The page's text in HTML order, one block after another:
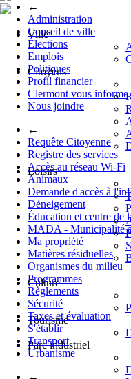
←
Administration
Conseil de ville
Élections
Emplois
Politiques
Profil financier
Clermont vous informe
Nous joindre
←
Requête Citoyenne
Registre des services
Accès au réseau Wi-Fi
Animaux
Demande d'accès à
Déneigement
Éducation et centre de
MADA - Municipalité
Ma propriété
Matières résiduelles
Organismes du milieu
Programmes
Règlements
Sécurité
Taxes et évaluation
S'établir
Transport
Urbanisme
←
Ville
Citoyens
Loisirs
Culture
Tourisme
Parc industriel